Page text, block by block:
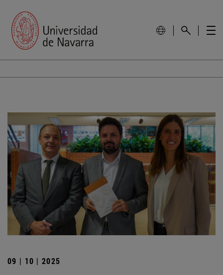
09 | 10 | 2025